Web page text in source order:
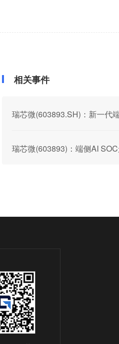
相关事件
瑞芯微(603893.SH)：新一代
瑞芯微(603893)：端侧AI